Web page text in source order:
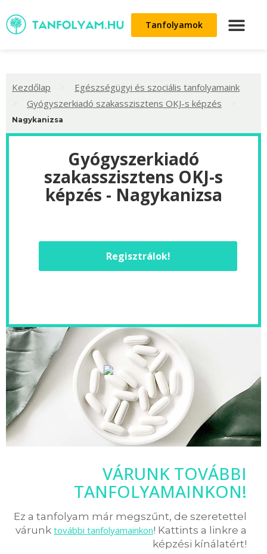
Tanfolyamok
Kezdőlap Egészségügyi és szociális tanfolyamaink
Gyógyszerkiadó szakasszisztens OKJ-s képzés
Nagykanizsa
Gyógyszerkiadó
szakasszisztens OKJ-s
képzés - Nagykanizsa
Regisztrálok!
VÁRUNK TOVÁBBI
TANFOLYAMAINKON!
Ez a tanfolyam már megszűnt, de szeretettel
várunk további tanfolyamainkon! Kattints a linkre a
képzési kínálatért!